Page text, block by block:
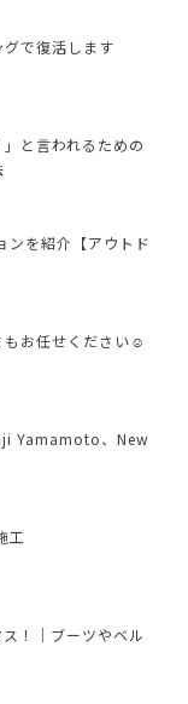
で復活します
」と言われるための
ンを紹介【アウトド
もお任せください☺
Yamamoto、New
工
！｜ブーツやベル